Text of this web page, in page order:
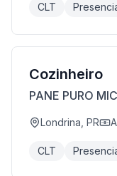
CLT
Cozinheiro
PANE PURO
Londrina, PR
CLT